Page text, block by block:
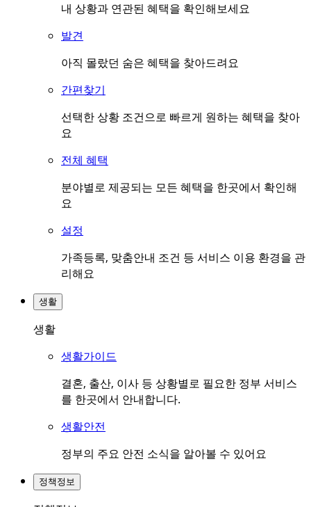
내 상황과 연관된 혜택을 확인해보세요
발견
아직 몰랐던 숨은 혜택을 찾아드려요
간편찾기
선택한 상황 조건으로 빠르게 원하는 혜택을 찾아
요
전체 혜택
분야별로 제공되는 모든 혜택을 한곳에서 확인해
요
설정
가족등록, 맞춤안내 조건 등 서비스 이용 환경을 관
리해요
생활
생활
생활가이드
결혼, 출산, 이사 등 상황별로 필요한 정부 서비스
를 한곳에서 안내합니다.
생활안전
정부의 주요 안전 소식을 알아볼 수 있어요
정책정보